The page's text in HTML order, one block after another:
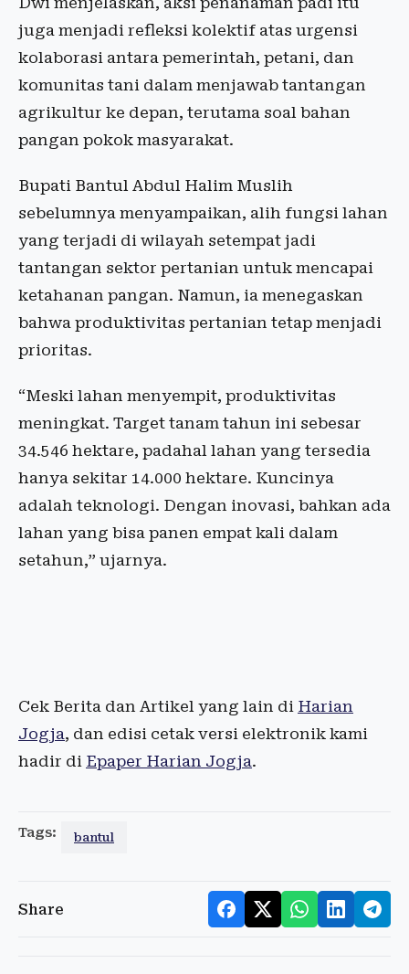
juga menjadi refleksi kolektif atas urgensi
kolaborasi antara pemerintah, petani, dan
komunitas tani dalam menjawab tantangan
agrikultur ke depan, terutama soal bahan
pangan pokok masyarakat.
Bupati Bantul Abdul Halim Muslih
sebelumnya menyampaikan, alih fungsi lahan
yang terjadi di wilayah setempat jadi
tantangan sektor pertanian untuk mencapai
ketahanan pangan. Namun, ia menegaskan
bahwa produktivitas pertanian tetap menjadi
prioritas.
“Meski lahan menyempit, produktivitas
meningkat. Target tanam tahun ini sebesar
34.546 hektare, padahal lahan yang tersedia
hanya sekitar 14.000 hektare. Kuncinya
adalah teknologi. Dengan inovasi, bahkan ada
lahan yang bisa panen empat kali dalam
setahun,” ujarnya.
Cek Berita dan Artikel yang lain di Harian
Jogja, dan edisi cetak versi elektronik kami
hadir di Epaper Harian Jogja.
Tags: bantul
Share